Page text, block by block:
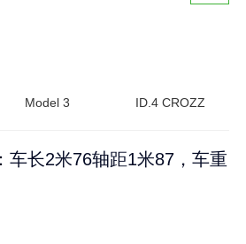
Model 3 ID.4 CROZZ
车长2米76轴距1米87，车重